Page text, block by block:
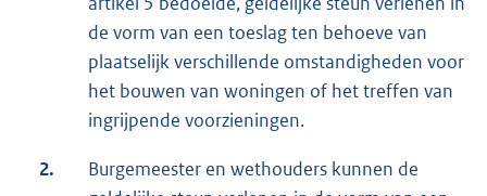
de vorm van een toeslag ten behoeve van
plaatselijk verschillende omstandigheden voor
het bouwen van woningen of het treffen van
ingrijpende voorzieningen.
2.
Burgemeester en wethouders kunnen de